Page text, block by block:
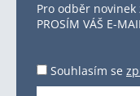
Pro odběr
PROSÍM VÁŠ E-
Souhlasím se